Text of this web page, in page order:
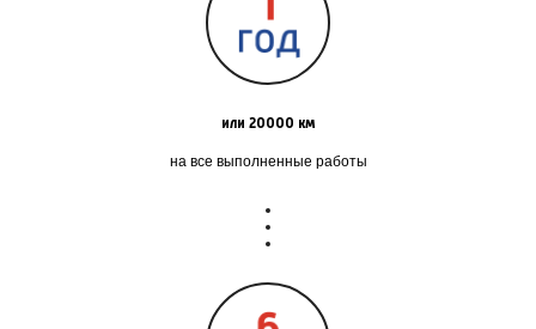
или 20000 км
на все выполненные работы